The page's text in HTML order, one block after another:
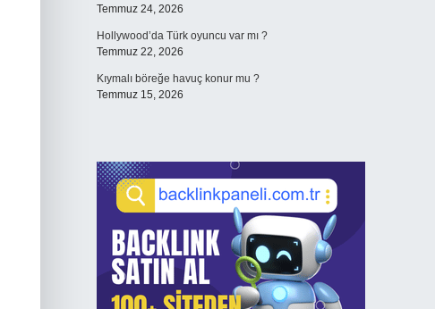
Temmuz 24, 2026
Hollywood’da Türk oyuncu var mı ?
Temmuz 22, 2026
Kıymalı böreğe havuç konur mu ?
Temmuz 15, 2026